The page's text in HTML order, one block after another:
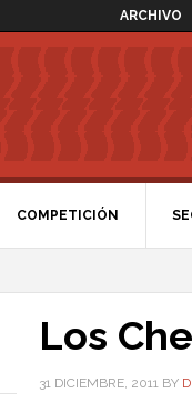
ARCHIVO
COMPETICIÓN
Los
31 DICIEMBRE, 2011 BY